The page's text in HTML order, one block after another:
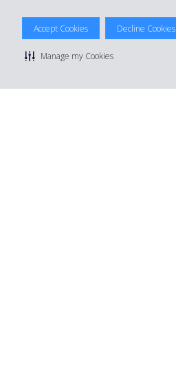
Accept Cookies Decline Cookies
Manage my Cookies
© 2026 The Hertz System, Inc.
Datenschutzrichtlinie
Sitemap Cookies verwalten